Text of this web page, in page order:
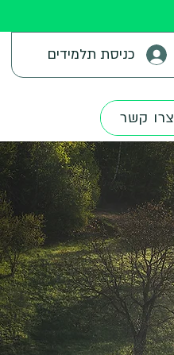
כניסת תלמידים
צרו קשר